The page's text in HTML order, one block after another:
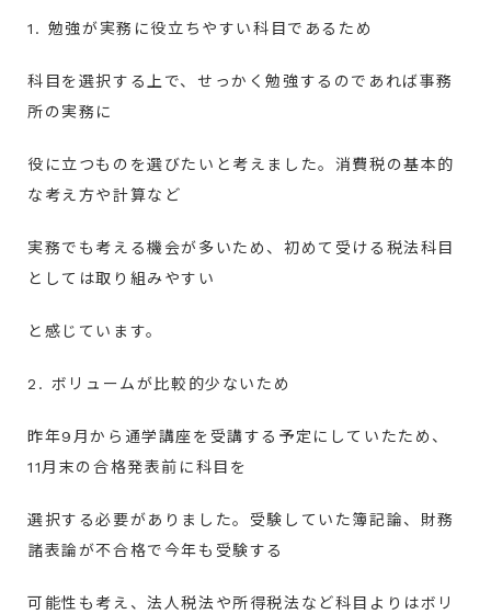
1. 勉強が実務に役立ちやすい科目であるため
科目を選択する上で、せっかく勉強するのであれば事務
所の実務に
役に立つものを選びたいと考えました。消費税の基本的
な考え方や計算など
実務でも考える機会が多いため、初めて受ける税法科目
としては取り組みやすい
と感じています。
2. ボリュームが比較的少ないため
昨年9月から通学講座を受講する予定にしていたため、
11月末の合格発表前に科目を
選択する必要がありました。受験していた簿記論、財務
諸表論が不合格で今年も受験する
可能性も考え、法人税法や所得税法など科目よりはボリ